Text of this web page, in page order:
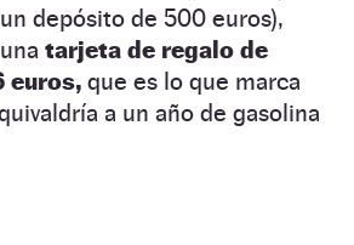
depósito de 500 euros),
tarjeta de regalo de
euros, que es lo que marca
a un año de gasolina